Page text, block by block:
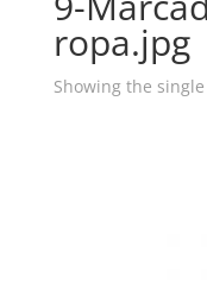
ropa.jpg
Showing the